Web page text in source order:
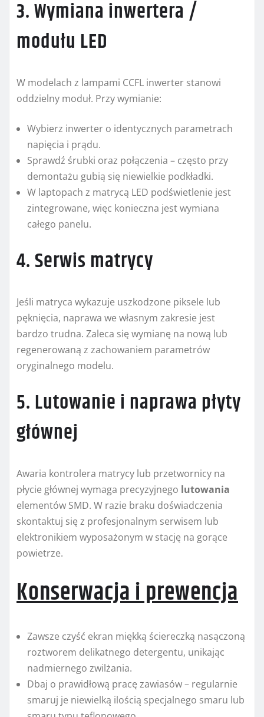
3. Wymiana inwertera /
modułu LED
W modelach z lampami CCFL inwerter stanowi
oddzielny moduł. Przy wymianie:
Wybierz inwerter o identycznych parametrach
napięcia i prądu.
Sprawdź śrubki oraz połączenia – często przy
demontażu gubią się niewielkie podkładki.
W laptopach z matrycą LED podświetlenie jest
zintegrowane, więc konieczna jest wymiana
całego panelu.
4. Serwis matrycy
Jeśli matryca wykazuje uszkodzone piksele lub
pęknięcia, naprawa we własnym zakresie jest
bardzo trudna. Zaleca się wymianę na nową lub
regenerowaną z zachowaniem parametrów
oryginalnego modelu.
5. Lutowanie i naprawa płyty
głównej
Awaria kontrolera matrycy lub przetwornicy na
płycie głównej wymaga precyzyjnego lutowania
elementów SMD. W razie braku doświadczenia
skontaktuj się z profesjonalnym serwisem lub
elektronikiem wyposażonym w stację na gorące
powietrze.
Konserwacja i prewencja
Zawsze czyść ekran miękką ściereczką nasączoną
roztworem delikatnego detergentu, unikając
nadmiernego zwilżania.
Dbaj o prawidłową pracę zawiasów – regularnie
smaruj je niewielką ilością specjalnego smaru lub